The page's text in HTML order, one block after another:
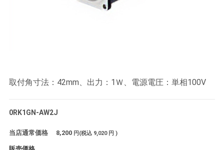
取付角寸法：42mm、出力：1Ｗ、電源電圧：単相100V
0RK1GN-AW2J
当店通常価格 8,200 円(税込 9,020 円 )